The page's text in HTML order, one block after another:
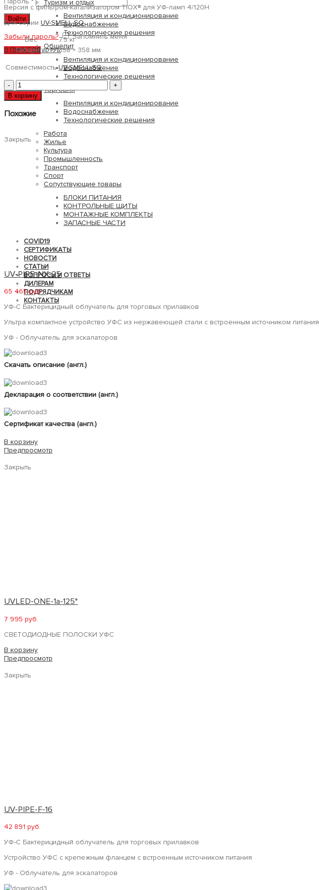
Войти
Забыли пароль? Запомнить меня
0 ПУНКТОВ / 0 РУБ.
Туризм и отдых
Вентиляция и кондиционирование
Водоснабжение
Технологические решения
Общепит
Вентиляция и кондиционирование
Водоснабжение
Технологические решения
Торговля
Вентиляция и кондиционирование
Водоснабжение
Технологические решения
Работа
Жилье
Культура
Промышленность
Транспорт
Спорт
Сопутствующие товары
БЛОКИ ПИТАНИЯ
КОНТРОЛЬНЫЕ ЩИТЫ
МОНТАЖНЫЕ КОМПЛЕКТЫ
ЗАПАСНЫЕ ЧАСТИ
COVID19
СЕРТИФИКАТЫ
НОВОСТИ
СТАТЬИ
ВОПРОСЫ И ОТВЕТЫ
ДИЛЕРАМ
ПОДРЯДЧИКАМ
КОНТАКТЫ
Версия с фильтром-катализатором TIOX® для УФ-ламп 4/120H
Для серии UV-SMELL-SQ
Вес
7.5 кг
Габариты
358 × 358 мм
Совместимость UV-SMELL-SQ
Количество
товара
UV-
SQ/...
...
В корзину
Похожие
Закрыть
UV-PIPE-NX-25
65 465 руб.
УФ-С Бактерицидный облучатель для торговых прилавков
Ультра компактное устройство УФС из нержавеющей стали с встроенным источником питания
УФ - Облучатель для эскалаторов
Скачать описание (англ.)
Декларация о соответствии (англ.)
Сертификат качества (англ.)
В корзину
Предпросмотр
Закрыть
UVLED-ONE-1a-125°
7 995 руб.
СВЕТОДИОДНЫЕ ПОЛОСКИ УФС
В корзину
Предпросмотр
Закрыть
UV-PIPE-F-16
42 891 руб.
УФ-С Бактерицидный облучатель для торговых прилавков
Устройство УФС с крепежным фланцем с встроенным источником питания
УФ - Облучатель для эскалаторов